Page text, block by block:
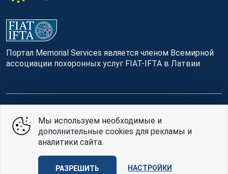
Портал Memorial Services является членом Всемирной
ассоциации похоронных услуг FIAT-IFTA в Латвии
© Memorial Services, 2016 — 2026 pr3-g
Политике конфиденциальностииусловия
использования
AABB TEAM
Мы используем необходимые и
дополнительные cookies для рекламы и
аналитики сайта.
РАЗРЕШИТЬ НАСТРОЙКИ